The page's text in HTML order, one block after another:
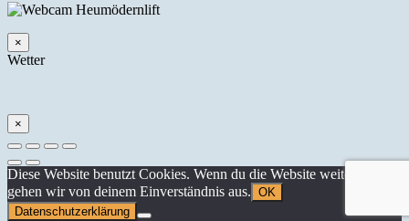
×
Wetter
×
Diese Website benutzt Cookies. Wenn du die Website weiter nutzt,
gehen wir von deinem Einverständnis aus. OK
Datenschutzerklärung